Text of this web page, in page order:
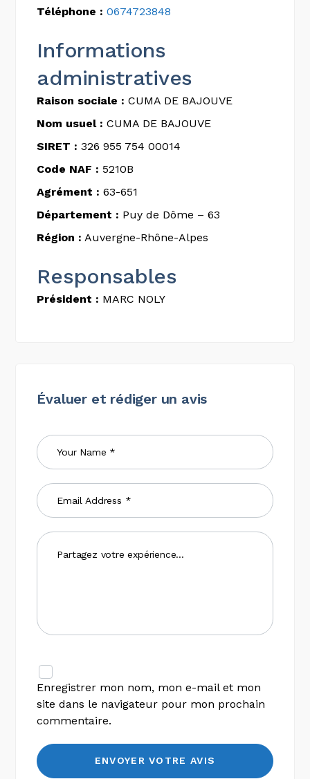
Téléphone : 0674723848
Informations
administratives
Raison sociale : CUMA DE BAJOUVE
Nom usuel : CUMA DE BAJOUVE
SIRET : 326 955 754 00014
Code NAF : 5210B
Agrément : 63-651
Département : Puy de Dôme – 63
Région : Auvergne-Rhône-Alpes
Responsables
Président : MARC NOLY
Évaluer et rédiger un avis
Enregistrer mon nom, mon e-mail et mon
site dans le navigateur pour mon prochain
commentaire.